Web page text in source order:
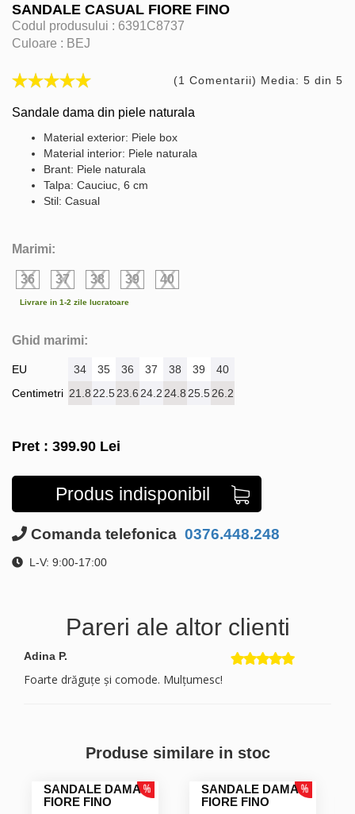
SANDALE CASUAL FIORE FINO
Codul produsului : 6391C8737
Culoare : BEJ
(1 Comentarii) Media: 5 din 5
Sandale dama din piele naturala
Material exterior: Piele box
Material interior: Piele naturala
Brant: Piele naturala
Talpa: Cauciuc, 6 cm
Stil: Casual
Marimi:
36 37 38 39 40
Livrare in 1-2 zile lucratoare
Ghid marimi:
EU
Centimetri
34 35 36 37 38 39
40
21.8 22.523.6 24.2 24.8 25.526.2
Pret : 399.90 Lei
Produs indisponibil
Comanda telefonica 0376.448.248
L-V: 9:00-17:00
Pareri ale altor clienti
Adina P.
Foarte drăguțe și comode. Mulțumesc!
Produse similare in stoc
SANDALE DAMA
FIORE FINO
SANDALE DAMA
FIORE FINO